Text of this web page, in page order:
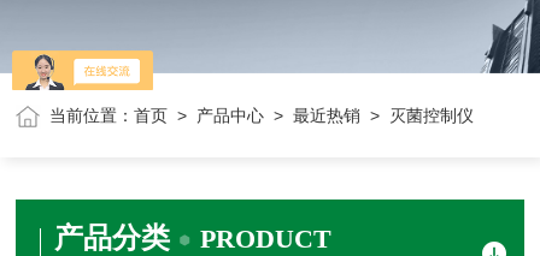
当前位置：首页 > 产品中心 >最近热销 > 灭菌控制仪
产品分类 PRODUCT